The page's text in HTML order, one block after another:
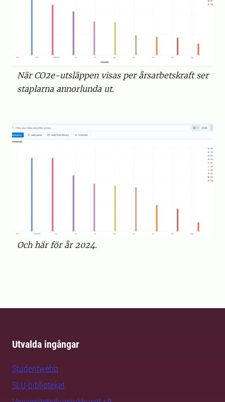
När CO2e-utsläppen visas per årsarbetskraft ser
staplarna annorlunda ut.
Och här för år 2024.
Utvalda ingångar
Studentwebb
SLU-biblioteket